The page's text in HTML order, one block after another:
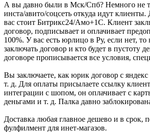
А вы давно были в Мск/Спб? Немного не
инста/авито/соцсеть откуда идут клиенты.
вас стоит Битрикс24/Амо+1С. Клиент
договор, подписывает и оплачивает
100%. У вас есть юрлицо в Ру, если нет, то
заключать договор и кто будет в пустоту
договоре прописывается все условия,
Вы заключаете, как юрик договор с
т. д. Для оплаты присылаете ссылку
интеграции с шопом, он оплачивает с
деньгами и т. д. Палка давно
Доставка любая главное дешево и в срок,
фулфилмент для инет-магазов.